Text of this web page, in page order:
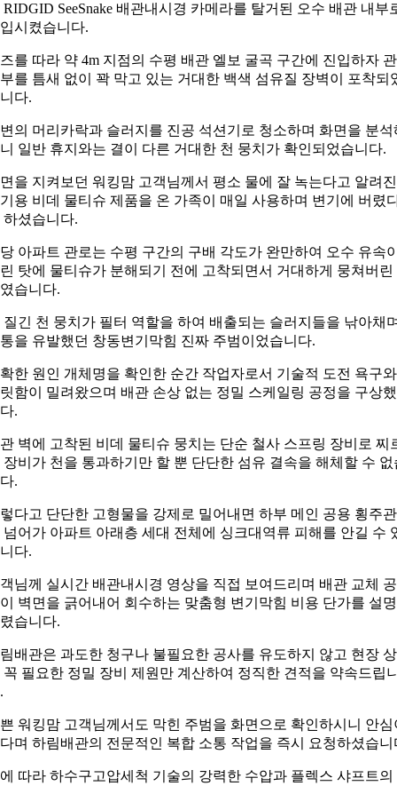
RIDGID SeeSnake 배관내시경 카메라를 탈거된 오수 배관 내부
시켰습니다.
를 따라 약 4m 지점의 수평 배관 엘보 굴곡 구간에 진입하자
를 틈새 없이 꽉 막고 있는 거대한 백색 섬유질 장벽이 포착되
다.
의 머리카락과 슬러지를 진공 석션기로 청소하며 화면을 분석
일반 휴지와는 결이 다른 거대한 천 뭉치가 확인되었습니다.
을 지켜보던 워킹맘 고객님께서 평소 물에 잘 녹는다고 알려진
용 비데 물티슈 제품을 온 가족이 매일 사용하며 변기에 버렸
하셨습니다.
아파트 관로는 수평 구간의 구배 각도가 완만하여 오수 유속
탓에 물티슈가 분해되기 전에 고착되면서 거대하게 뭉쳐버린
습니다.
질긴 천 뭉치가 필터 역할을 하여 배출되는 슬러지들을 낚아채
을 유발했던 창동변기막힘 진짜 주범이었습니다.
한 원인 개체명을 확인한 순간 작업자로서 기술적 도전 욕구와
함이 밀려왔으며 배관 손상 없는 정밀 스케일링 공정을 구상
.
벽에 고착된 비데 물티슈 뭉치는 단순 철사 스프링 장비로 찌
장비가 천을 통과하기만 할 뿐 단단한 섬유 결속을 해체할 수 없
.
다고 단단한 고형물을 강제로 밀어내면 하부 메인 공용 횡주
넘어가 아파트 아래층 세대 전체에 싱크대역류 피해를 안길 수
다.
님께 실시간 배관내시경 영상을 직접 보여드리며 배관 교체
벽면을 긁어내어 회수하는 맞춤형 변기막힘 비용 단가를 설
습니다.
배관은 과도한 청구나 불필요한 공사를 유도하지 않고 현장
꼭 필요한 정밀 장비 제원만 계산하여 정직한 견적을 약속드립
워킹맘 고객님께서도 막힌 주범을 화면으로 확인하시니 안심
며 하림배관의 전문적인 복합 소통 작업을 즉시 요청하셨습니
따라 하수구고압세척 기술의 강력한 수압과 플렉스 샤프트의